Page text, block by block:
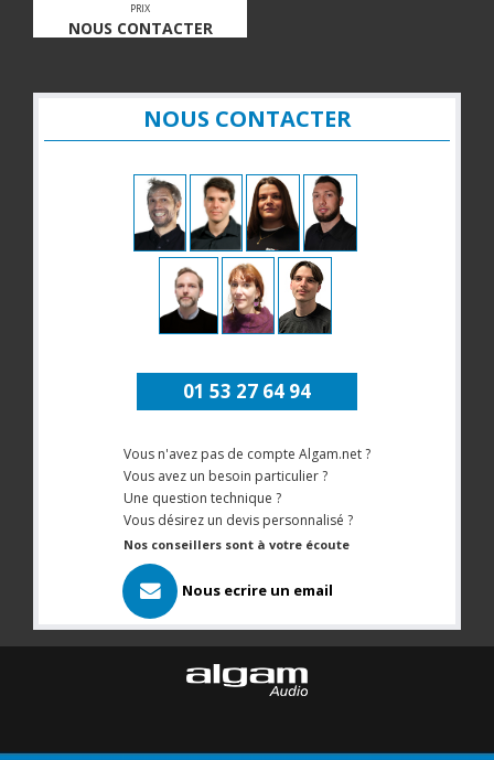
PRIX
NOUS CONTACTER
NOUS CONTACTER
01 53 27 64 94
Vous n'avez pas de compte Algam.net ?
Vous avez un besoin particulier ?
Une question technique ?
Vous désirez un devis personnalisé ?
Nos conseillers sont à votre écoute
Nous ecrire un email